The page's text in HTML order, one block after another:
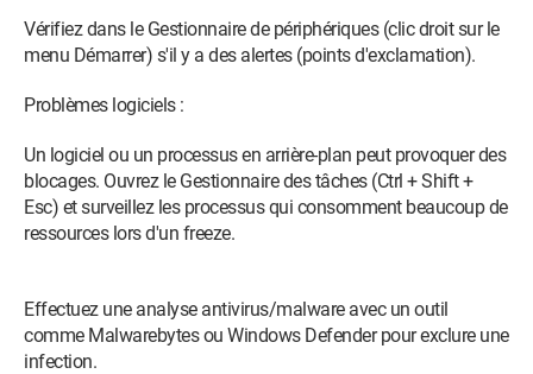
Vérifiez dans le Gestionnaire de périphériques (clic droit sur le
menu Démarrer) s'il y a des alertes (points d'exclamation).
Problèmes logiciels :
Un logiciel ou un processus en arrière-plan peut provoquer des
blocages. Ouvrez le Gestionnaire des tâches (Ctrl + Shift +
Esc) et surveillez les processus qui consomment beaucoup de
ressources lors d'un freeze.
Effectuez une analyse antivirus/malware avec un outil
comme Malwarebytes ou Windows Defender pour exclure une
infection.